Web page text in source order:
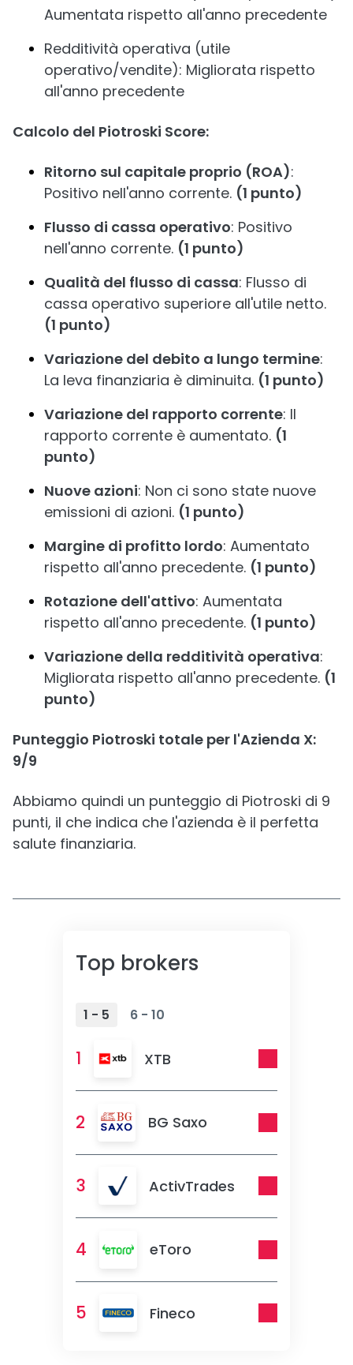
Aumentata rispetto all'anno precedente
Redditività operativa (utile
operativo/vendite): Migliorata rispetto
all'anno precedente
Calcolo del Piotroski Score:
Ritorno sul capitale proprio (ROA):
Positivo nell'anno corrente. (1 punto)
Flusso di cassa operativo: Positivo
nell'anno corrente. (1 punto)
Qualità del flusso di cassa: Flusso di
cassa operativo superiore all'utile netto.
(1 punto)
Variazione del debito a lungo termine:
La leva finanziaria è diminuita. (1 punto)
Variazione del rapporto corrente: Il
rapporto corrente è aumentato. (1
punto)
Nuove azioni: Non ci sono state nuove
emissioni di azioni. (1 punto)
Margine di profitto lordo: Aumentato
rispetto all'anno precedente. (1 punto)
Rotazione dell'attivo: Aumentata
rispetto all'anno precedente. (1 punto)
Variazione della redditività operativa:
Migliorata rispetto all'anno precedente. (1
punto)
Punteggio Piotroski totale per l'Azienda X:
9/9
Abbiamo quindi un punteggio di Piotroski di 9
punti, il che indica che l'azienda è il perfetta
salute finanziaria.
Top brokers
1 - 5 6 - 10
1 XTB
2 BG Saxo
3 ActivTrades
4 eToro
5 Fineco